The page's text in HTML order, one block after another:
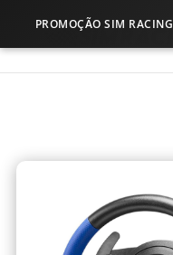
PROMOÇÃO SIM RACING